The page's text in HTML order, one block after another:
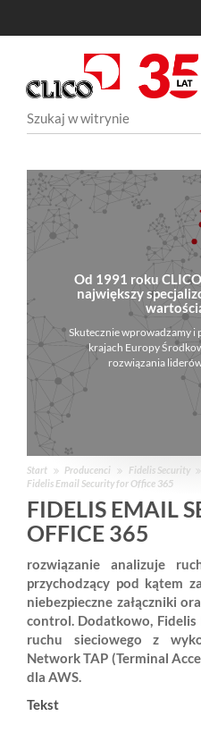
Od 1991 roku
największy
Skutecznie wprowadzamy i
krajach Europy
rozwiązania
Start Producenci Fidelis Security
Fidelis Email Security for Office 365
FIDELIS EMAIL
OFFICE 365
rozwiązanie analizuje
przychodzący pod kątem
niebezpieczne załączniki
control. Dodatkowo,
ruchu sieciowego z
Network TAP (Terminal
dla AWS.
Tekst